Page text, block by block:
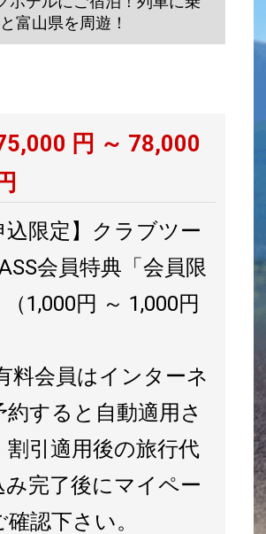
富山県を周遊！
円 ～ 78,000
込限定】クラブツー
会員特典「会員限
1,000円 ～ 1,000円
料会員はインターネ
約すると自動適用さ
割引適用後の旅行代
み完了後にマイペー
認下さい。